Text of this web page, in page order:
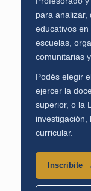
para analizar,
educativos en
escuelas,
comunitarias
Podés elegir
ejercer la
superior, o la
investigación,
curricular.
Inscribite →